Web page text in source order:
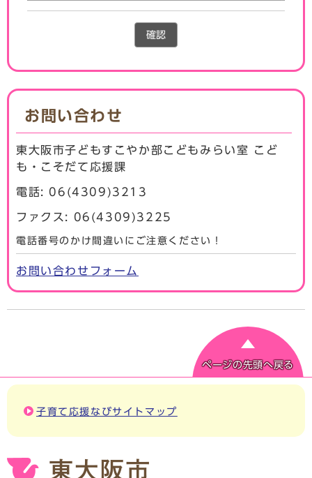
確認
お問い合わせ
東大阪市子どもすこやか部こどもみらい室 こど
も・こそだて応援課
電話: 06(4309)3213
ファクス: 06(4309)3225
電話番号のかけ間違いにご注意ください！
お問い合わせフォーム
ページの先頭へ戻る
子育て応援なびサイトマップ